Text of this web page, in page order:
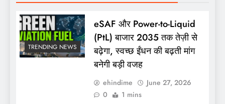
TRENDING NEWS
eSAF और Power-to-Liquid
(PtL) बाजार 2035 तक तेज़ी से
बढ़ेगा, स्वच्छ ईंधन की बढ़ती मांग
बनेगी बड़ी वजह
ehindime
June 27, 2026
0
1 mins